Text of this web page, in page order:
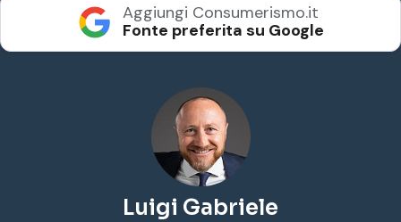
Aggiungi Consumerismo.it
Fonte preferita su Google
Luigi Gabriele